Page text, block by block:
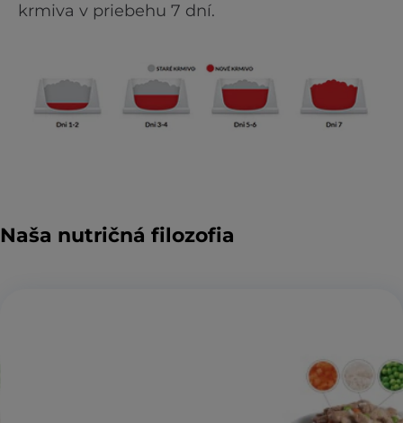
krmiva v priebehu 7 dní.
Naša nutričná filozofia